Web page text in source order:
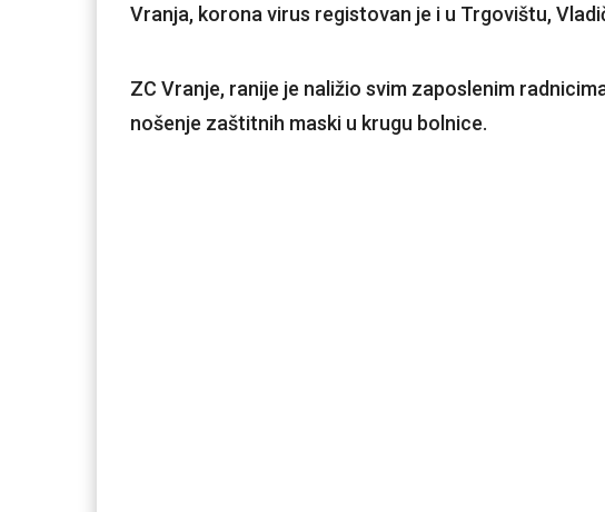
Vranja, korona virus registovan je i u Trgovištu,
ZC Vranje, ranije je naližio svim zaposlenim
nošenje zaštitnih maski u krugu bolnice.